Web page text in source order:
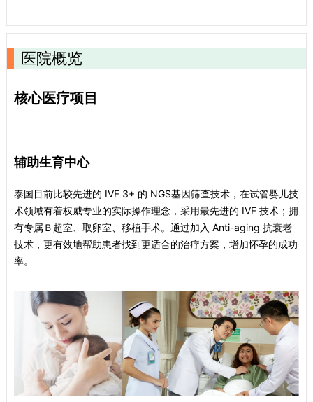
医院概览
核心医疗项目
辅助生育中心
泰国目前比较先进的 IVF 3+ 的 NGS基因筛查技术，在试管婴儿技
术领域有着权威专业的实际操作理念，采用最先进的 IVF 技术；拥
有专属Ｂ超室、取卵室、移植手术。通过加入 Anti-aging 抗衰老
技术，更有效地帮助患者找到更适合的治疗方案，增加怀孕的成功
率。